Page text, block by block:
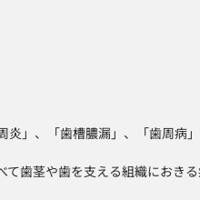
炎」、「歯槽膿漏」、「歯周病
て歯茎や歯を支える組織におき